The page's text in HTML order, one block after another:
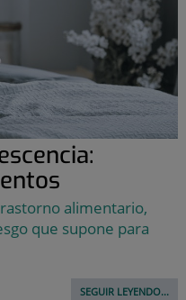
alimentario,
que supone para
SEGUIR LEYENDO...